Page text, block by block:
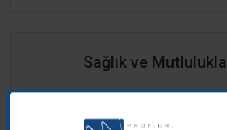
Sağlık ve Mutlulukla
Sayfada yer alan yazılar sadece
tanı ve tedavi için mutlaka